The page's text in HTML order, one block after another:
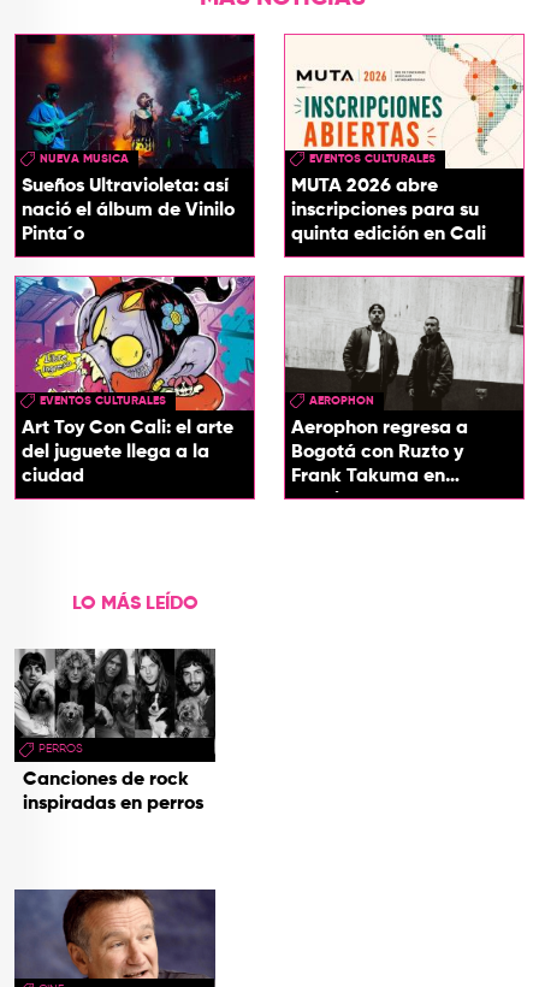
NUEVA MUSICA
Sueños Ultravioleta: así
nació el álbum de Vinilo
Pinta´o
EVENTOS CULTURALES
MUTA 2026 abre
inscripciones para su
quinta edición en Cali
EVENTOS CULTURALES
Art Toy Con Cali: el arte
del juguete llega a la
ciudad
AEROPHON
Aerophon regresa a
Bogotá con Ruzto y
Frank Takuma en
concierto
LO MÁS LEÍDO
PERROS
Canciones de rock
inspiradas en perros